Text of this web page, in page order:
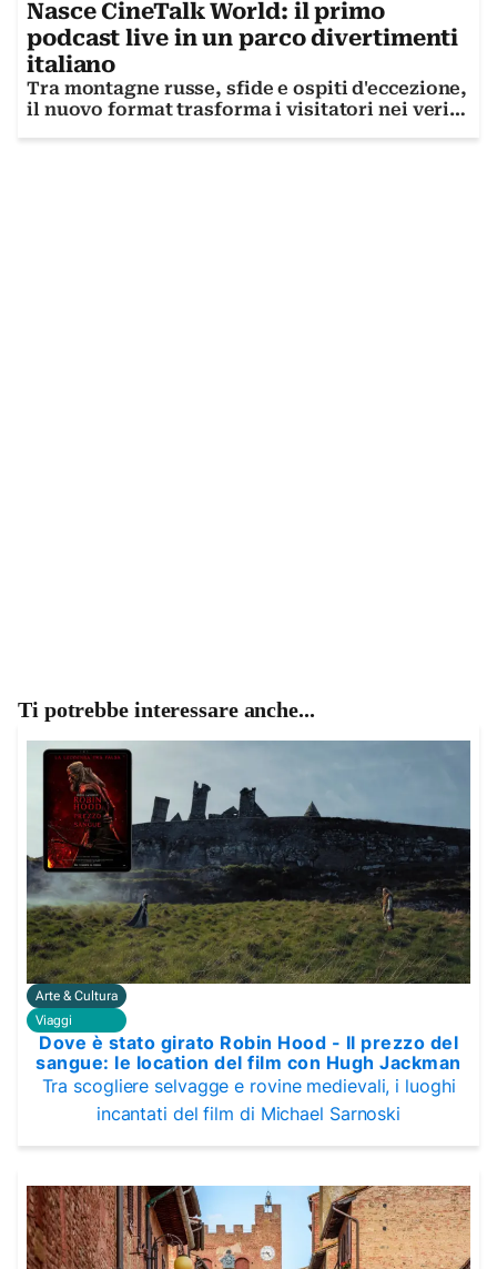
Nasce CineTalk World: il primo
podcast live in un parco divertimenti
italiano
Tra montagne russe, sfide e ospiti d'eccezione,
il nuovo format trasforma i visitatori nei veri
Ti potrebbe interessare anche...
Arte & Cultura
Viaggi
Dove è stato girato Robin Hood - Il prezzo del
sangue: le location del film con Hugh Jackman
Tra scogliere selvagge e rovine medievali, i luoghi
incantati del film di Michael Sarnoski